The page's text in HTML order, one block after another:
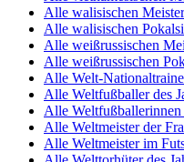
Alle walisischen Meister
Alle walisischen
Alle weißrussischen
Alle weißrussischen
Alle Welt-
Alle Weltfußballer des
Alle Weltfußballerinnen
Alle Weltmeister der
Alle Weltmeister im